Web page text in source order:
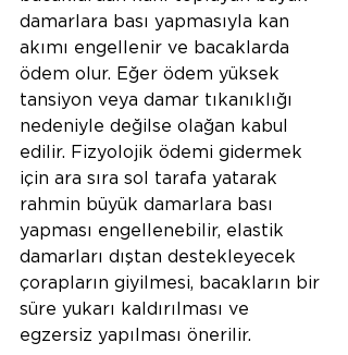
damarlara bası yapmasıyla kan
akımı engellenir ve bacaklarda
ödem olur. Eğer ödem yüksek
tansiyon veya damar tıkanıklığı
nedeniyle değilse olağan kabul
edilir. Fizyolojik ödemi gidermek
için ara sıra sol tarafa yatarak
rahmin büyük damarlara bası
yapması engellenebilir, elastik
damarları dıştan destekleyecek
çorapların giyilmesi, bacakların bir
süre yukarı kaldırılması ve
egzersiz yapılması önerilir.